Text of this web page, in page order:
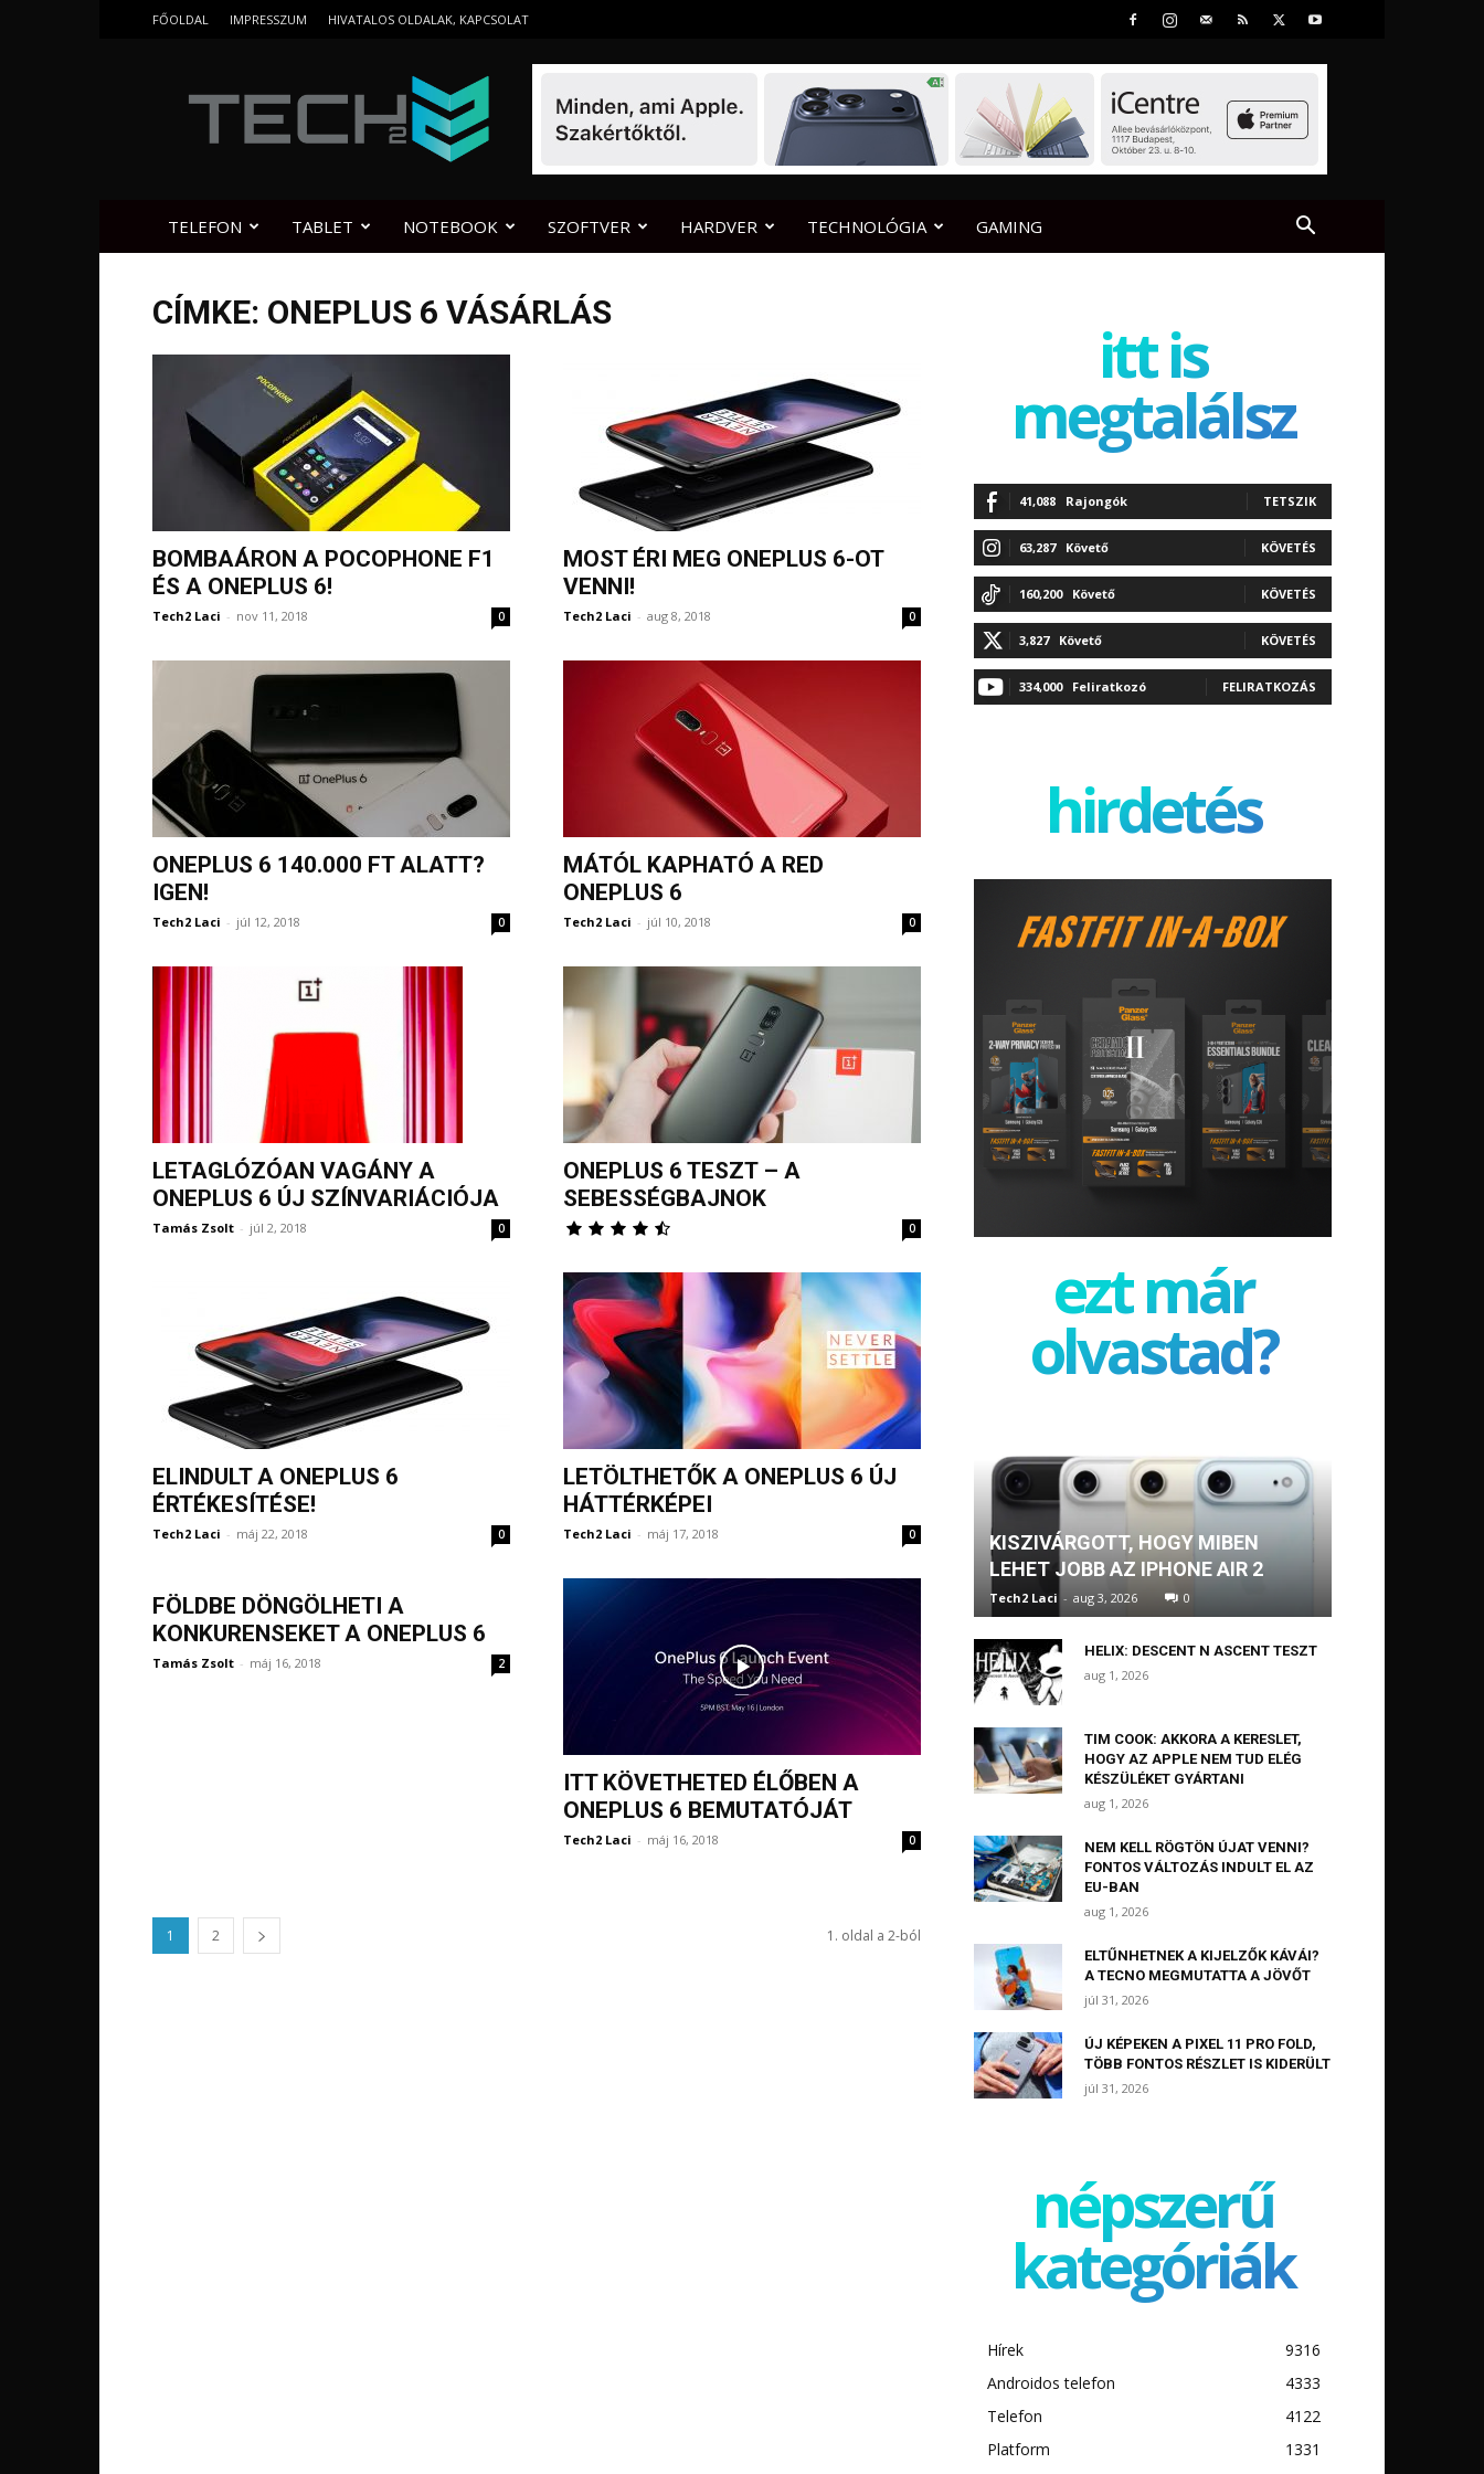
FŐOLDAL IMPRESSZUM HIVATALOS OLDALAK, KAPCSOLAT
TELEFON TABLET NOTEBOOK SZOFTVER HARDVER TECHNOLÓGIA GAMING
CÍMKE: ONEPLUS 6 VÁSÁRLÁS
BOMBAÁRON A POCOPHONE F1
ÉS A ONEPLUS 6!
Tech2 Laci - nov 11, 2018 0
MOST ÉRI MEG ONEPLUS 6-OT
VENNI!
Tech2 Laci - aug 8, 2018 0
ONEPLUS 6 140.000 FT ALATT?
IGEN!
Tech2 Laci - júl 12, 2018 0
MÁTÓL KAPHATÓ A RED
ONEPLUS 6
Tech2 Laci - júl 10, 2018 0
LETAGLÓZÓAN VAGÁNY A
ONEPLUS 6 ÚJ SZÍNVARIÁCIÓJA
Tamás Zsolt - júl 2, 2018 0
ONEPLUS 6 TESZT – A
SEBESSÉGBAJNOK
0
ELINDULT A ONEPLUS 6
ÉRTÉKESÍTÉSE!
Tech2 Laci - máj 22, 2018 0
LETÖLTHETŐK A ONEPLUS 6 ÚJ
HÁTTÉRKÉPEI
Tech2 Laci - máj 17, 2018 0
FÖLDBE DÖNGÖLHETI A
KONKURENSEKET A ONEPLUS 6
Tamás Zsolt - máj 16, 2018 2
ITT KÖVETHETED ÉLŐBEN A
ONEPLUS 6 BEMUTATÓJÁT
Tech2 Laci - máj 16, 2018 0
1 2 1. oldal a 2-ból
itt is
megtalálsz
41,088 Rajongók TETSZIK
63,287 Követő KÖVETÉS
160,200 Követő KÖVETÉS
3,827 Követő KÖVETÉS
334,000 Feliratkozó FELIRATKOZÁS
hirdetés
ezt már
olvastad?
KISZIVÁRGOTT, HOGY MIBEN
LEHET JOBB AZ IPHONE AIR 2
Tech2 Laci - aug 3, 2026 0
HELIX: DESCENT N ASCENT TESZT
aug 1, 2026
TIM COOK: AKKORA A KERESLET,
HOGY AZ APPLE NEM TUD ELÉG
KÉSZÜLÉKET GYÁRTANI
aug 1, 2026
NEM KELL RÖGTÖN ÚJAT VENNI?
FONTOS VÁLTOZÁS INDULT EL AZ
EU-BAN
aug 1, 2026
ELTŰNHETNEK A KIJELZŐK KÁVÁI?
A TECNO MEGMUTATTA A JÖVŐT
júl 31, 2026
ÚJ KÉPEKEN A PIXEL 11 PRO FOLD,
TÖBB FONTOS RÉSZLET IS KIDERÜLT
júl 31, 2026
népszerű
kategóriák
Hírek
9316
Androidos telefon
4333
Telefon
4122
Platform
1331